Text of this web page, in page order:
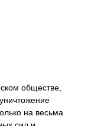
обществе,
на весьма